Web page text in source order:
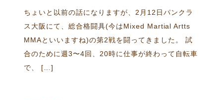
ちょいと以前の話になりますが、2月12日パンクラ
ス大阪にて、総合格闘具(今はMixed Martial Artts
MMAといいますね)の第2戦を闘ってきました。 試
合のために週3〜4回、20時に仕事が終わって自転車
で、 […]